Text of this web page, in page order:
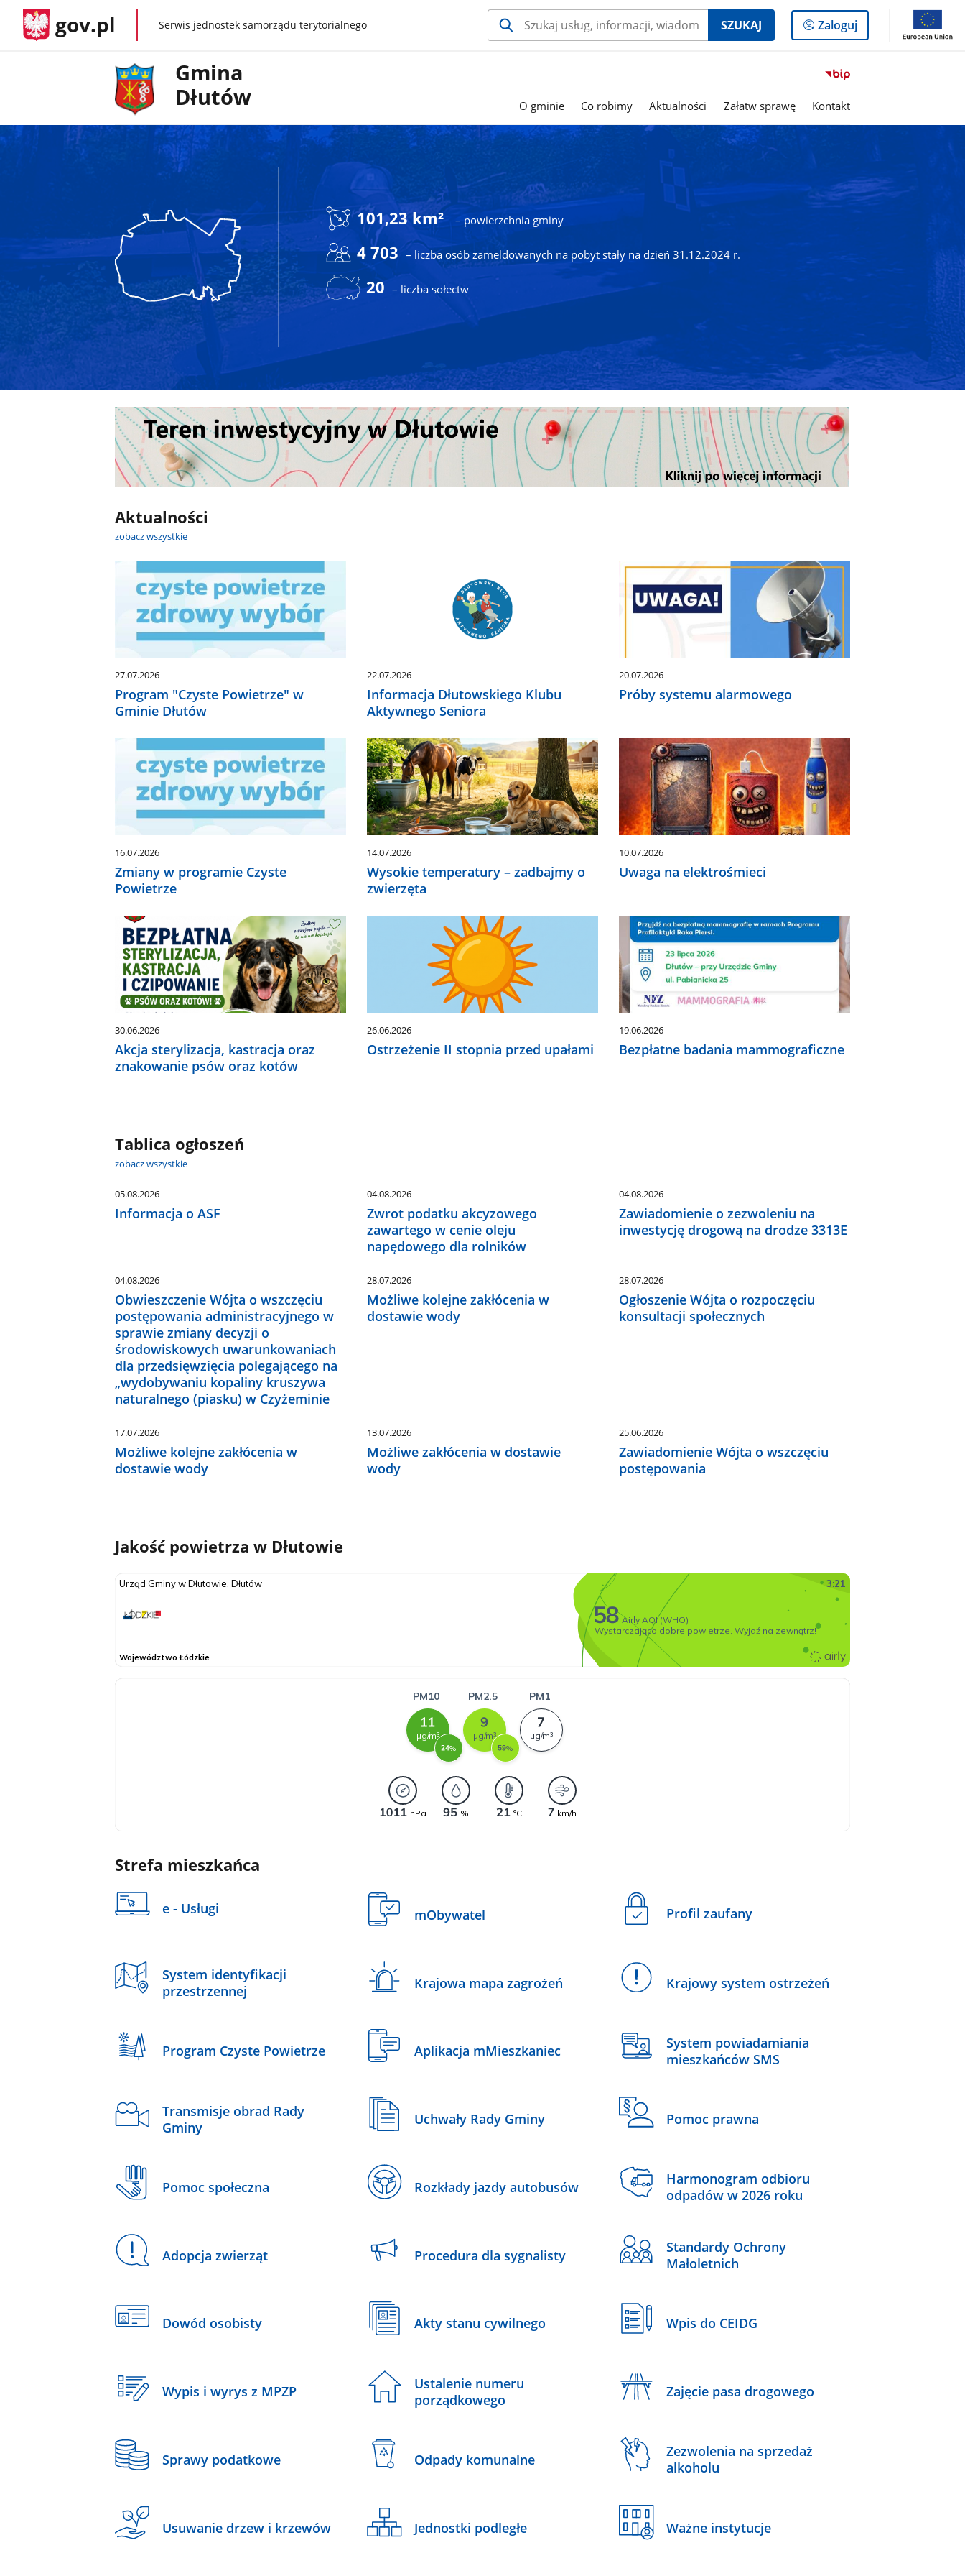
gov.pl gov.plSerwis jednostek samorządu terytorialnego SZUKAJ
Logowanie
do
Zaloguj
Przejdź
serwisu
Dłutów
Gmina
Dłutów
O gminie Co robimy Aktualności Załatw sprawę Kontakt
101,23 km² – powierzchnia gminy
4 703 – liczba osób zameldowanych na pobyt stały na dzień 31.12.2024 r.
20 – liczba sołectw
Aktualności
zobacz wszystkie
27.07.2026
Program "Czyste Powietrze" w
Gminie Dłutów
22.07.2026
Informacja Dłutowskiego Klubu
Aktywnego Seniora
20.07.2026
Próby systemu alarmowego
16.07.2026
Zmiany w programie Czyste
Powietrze
14.07.2026
Wysokie temperatury – zadbajmy o
zwierzęta
10.07.2026
Uwaga na elektrośmieci
30.06.2026
Akcja sterylizacja, kastracja oraz
znakowanie psów oraz kotów
26.06.2026
Ostrzeżenie II stopnia przed upałami
19.06.2026
Bezpłatne badania mammograficzne
Tablica ogłoszeń
zobacz wszystkie
05.08.2026
Informacja o ASF
04.08.2026
Zwrot podatku akcyzowego
zawartego w cenie oleju
napędowego dla rolników
04.08.2026
Zawiadomienie o zezwoleniu na
inwestycję drogową na drodze 3313E
04.08.2026
Obwieszczenie Wójta o wszczęciu
postępowania administracyjnego w
sprawie zmiany decyzji o
środowiskowych uwarunkowaniach
dla przedsięwzięcia polegającego na
„wydobywaniu kopaliny kruszywa
naturalnego (piasku) w Czyżeminie
28.07.2026
Możliwe kolejne zakłócenia w
dostawie wody
28.07.2026
Ogłoszenie Wójta o rozpoczęciu
konsultacji społecznych
17.07.2026
Możliwe kolejne zakłócenia w
dostawie wody
13.07.2026
Możliwe zakłócenia w dostawie
wody
25.06.2026
Zawiadomienie Wójta o wszczęciu
postępowania
Jakość powietrza w Dłutowie
Strefa mieszkańca
e - Usługi mObywatel Profil zaufany
System identyfikacji
przestrzennej
Krajowa mapa zagrożeń Krajowy system ostrzeżeń
Program Czyste Powietrze Aplikacja mMieszkaniec
System powiadamiania
mieszkańców SMS
Transmisje obrad Rady
Gminy
Uchwały Rady Gminy Pomoc prawna
Pomoc społeczna Rozkłady jazdy autobusów
Harmonogram odbioru
odpadów w 2026 roku
Adopcja zwierząt Procedura dla sygnalisty
Standardy Ochrony
Małoletnich
Dowód osobisty Akty stanu cywilnego Wpis do CEIDG
Wypis i wyrys z MPZP
Ustalenie numeru
porządkowego
Zajęcie pasa drogowego
Sprawy podatkowe Odpady komunalne
Zezwolenia na sprzedaż
alkoholu
Usuwanie drzew i krzewów Jednostki podległe Ważne instytucje